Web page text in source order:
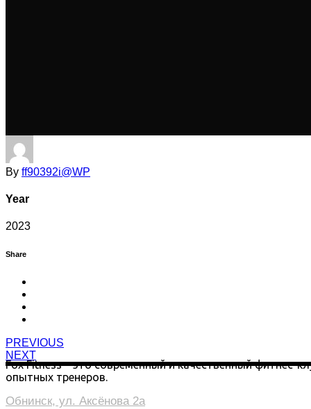
By ff90392i@WP
Year
2023
Share
PREVIOUS
NEXT
Fox Fitness – это современный и качественный фитнес-
опытных тренеров.
Обнинск, ул. Аксёнова 2а